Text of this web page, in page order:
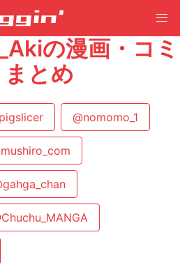
の漫画・コミ
とめ
@nomomo_1